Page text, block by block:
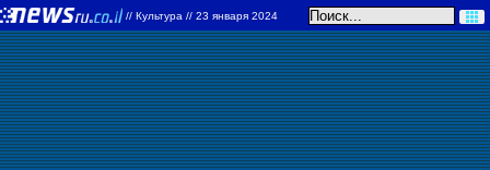
// Культура // 23 января 2024